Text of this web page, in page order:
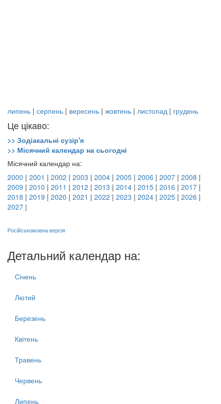
липень | серпень | вересень | жовтень | листопад | грудень
Це цікаво:
>> Зодіакальні сузір'я
>> Місячний календар на сьогодні
Місячний календар на:
2000 | 2001 | 2002 | 2003 | 2004 | 2005 | 2006 | 2007 | 2008 |
2009 | 2010 | 2011 | 2012 | 2013 | 2014 | 2015 | 2016 | 2017 |
2018 | 2019 | 2020 | 2021 | 2022 | 2023 | 2024 | 2025 | 2026 |
2027 |
Російськомовна версія
Детальний календар на:
Січень
Лютий
Березень
Квітень
Травень
Червень
Липень